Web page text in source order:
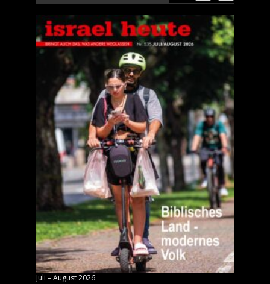
Juli – August 2026